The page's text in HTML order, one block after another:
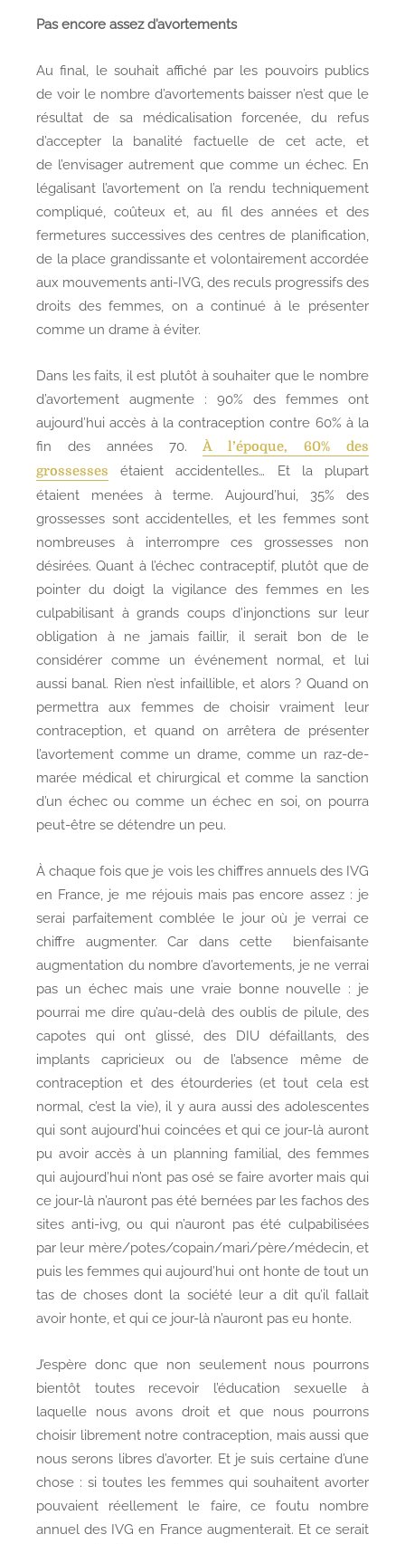
Pas encore assez d’avortements
Au final, le souhait affiché par les pouvoirs publics
de voir le nombre d’avortements baisser n’est que le
résultat de sa médicalisation forcenée, du refus
d’accepter la banalité factuelle de cet acte, et
de l’envisager autrement que comme un échec. En
légalisant l’avortement on l’a rendu techniquement
compliqué, coûteux et, au fil des années et des
fermetures successives des centres de planification,
de la place grandissante et volontairement accordée
aux mouvements anti-IVG, des reculs progressifs des
droits des femmes, on a continué à le présenter
comme un drame à éviter.
Dans les faits, il est plutôt à souhaiter que le nombre
d’avortement augmente : 90% des femmes ont
aujourd’hui accès à la contraception contre 60% à la
fin des années 70. À l’époque, 60% des
grossesses étaient accidentelles… Et la plupart
étaient menées à terme. Aujourd’hui, 35% des
grossesses sont accidentelles, et les femmes sont
nombreuses à interrompre ces grossesses non
désirées. Quant à l’échec contraceptif, plutôt que de
pointer du doigt la vigilance des femmes en les
culpabilisant à grands coups d’injonctions sur leur
obligation à ne jamais faillir, il serait bon de le
considérer comme un événement normal, et lui
aussi banal. Rien n’est infaillible, et alors ? Quand on
permettra aux femmes de choisir vraiment leur
contraception, et quand on arrêtera de présenter
l’avortement comme un drame, comme un raz-de-
marée médical et chirurgical et comme la sanction
d’un échec ou comme un échec en soi, on pourra
peut-être se détendre un peu.
À chaque fois que je vois les chiffres annuels des IVG
en France, je me réjouis mais pas encore assez : je
serai parfaitement comblée le jour où je verrai ce
chiffre augmenter. Car dans cette bienfaisante
augmentation du nombre d’avortements, je ne verrai
pas un échec mais une vraie bonne nouvelle : je
pourrai me dire qu’au-delà des oublis de pilule, des
capotes qui ont glissé, des DIU défaillants, des
implants capricieux ou de l’absence même de
contraception et des étourderies (et tout cela est
normal, c’est la vie), il y aura aussi des adolescentes
qui sont aujourd’hui coincées et qui ce jour-là auront
pu avoir accès à un planning familial, des femmes
qui aujourd’hui n’ont pas osé se faire avorter mais qui
ce jour-là n’auront pas été bernées par les fachos des
sites anti-ivg, ou qui n’auront pas été culpabilisées
par leur mère/potes/copain/mari/père/médecin, et
puis les femmes qui aujourd’hui ont honte de tout un
tas de choses dont la société leur a dit qu’il fallait
avoir honte, et qui ce jour-là n’auront pas eu honte.
J’espère donc que non seulement nous pourrons
bientôt toutes recevoir l’éducation sexuelle à
laquelle nous avons droit et que nous pourrons
choisir librement notre contraception, mais aussi que
nous serons libres d’avorter. Et je suis certaine d’une
chose : si toutes les femmes qui souhaitent avorter
pouvaient réellement le faire, ce foutu nombre
annuel des IVG en France augmenterait. Et ce serait